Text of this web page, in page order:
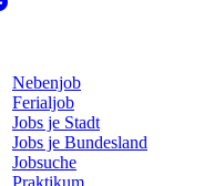
Nebenjob
Ferialjob
Jobs je Stadt
Jobs je Bundesland
Jobsuche
Praktikum